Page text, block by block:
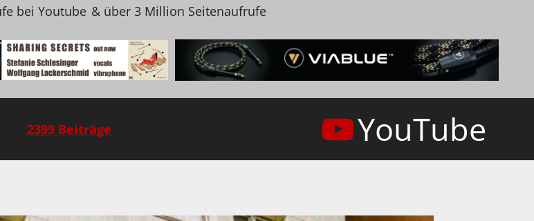
bei Youtube & über 3 Million Seitenaufrufe
2399 Beiträge YouTube